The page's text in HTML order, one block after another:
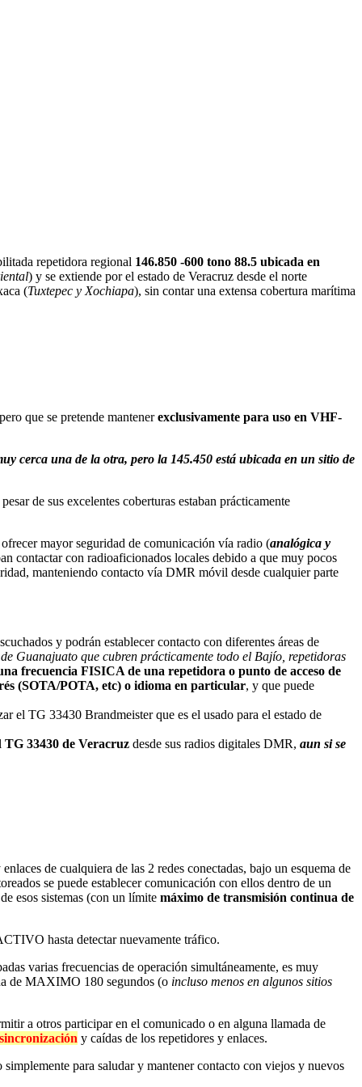
repetidora regional 146.850 -600 tono 88.5 ubicada en
) y se extiende por el estado de Veracruz desde el norte
(Tuxtepec y Xochiapa), sin contar una extensa cobertura marítima
que se pretende mantenerexclusivamente para uso en VHF-
cerca una de la otra, pero la 145.450 está ubicada en un sitio de
de sus excelentes coberturas estaban prácticamente
mayor seguridad de comunicación vía radio (analógica y
contactar con radioaficionados locales debido a que muy pocos
manteniendo contacto vía DMR móvil desde cualquier parte
y podrán establecer contacto con diferentes áreas de
Guanajuato que cubren prácticamente todo el Bajío, repetidoras
frecuencia FISICA de una repetidora o punto de acceso de
(SOTA/POTA, etc) o idioma en particular, y que puede
el TG 33430 Brandmeister que es el usado para el estado de
TG 33430 de Veracruz desde sus radios digitales DMR, aun si se
de cualquiera de las 2 redes conectadas, bajo un esquema de
se puede establecer comunicación con ellos dentro de un
esos sistemas (con un límite máximo de transmisión continua de
hasta detectar nuevamente tráfico.
varias frecuencias de operación simultáneamente, es muy
de MAXIMO 180 segundos (o incluso menos en algunos sitios
a otros participar en el comunicado o en alguna llamada de
y caídas de los repetidores y enlaces.
para saludar y mantener contacto con viejos y nuevos